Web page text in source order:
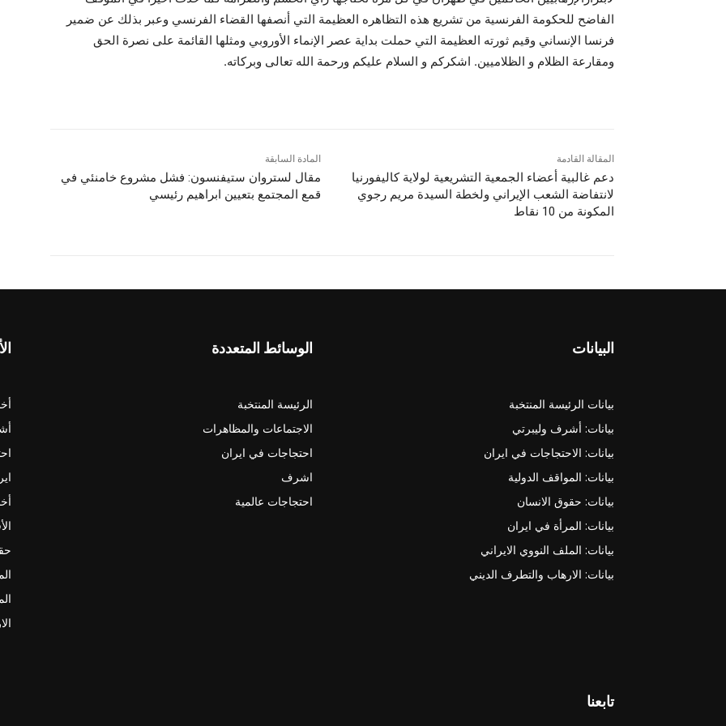
الفاضح للحكومة الفرنسية من تشريع هذه التظاهره العظيمة التي أنصفها القضاء الفرنسي وعبر بذلك عن ضمير
فرنسا الإنساني وقيم ثورته العظيمة التي حملت بداية عصر الإنماء الأوروبي ومثلها القائمة على نصرة الحق
ومقارعة الظلام و الظلاميين. اشكركم و السلام عليكم ورحمة الله تعالى وبركاته.
المادة السابقة
مقال لستروان ستيفنسون: فشل مشروع خامنئي في
قمع المجتمع بتعيين ابراهيم رئيسي
المقالة القادمة
دعم غالبية أعضاء الجمعية التشريعية لولاية كاليفورنيا
لانتفاضة الشعب الإيراني ولخطة السيدة مريم رجوي
المكونة من 10 نقاط
الوسائط المتعددة
الرئيسة المنتخبة
الاجتماعات والمظاهرات
احتجاجات في ايران
اشرف
احتجاجات عالمية
البيانات
بيانات الرئيسة المنتخبة
بيانات: أشرف وليبرتي
بيانات: الاحتجاجات في ايران
بيانات: المواقف الدولية
بيانات: حقوق الانسان
بيانات: المرأة في ايران
بيانات: الملف النووي الايراني
بيانات: الارهاب والتطرف الديني
تابعنا